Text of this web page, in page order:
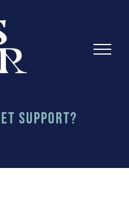
Support?